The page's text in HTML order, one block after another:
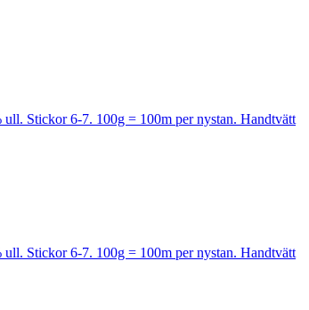
Stickor 6-7. 100g = 100m per nystan. Handtvätt
Stickor 6-7. 100g = 100m per nystan. Handtvätt